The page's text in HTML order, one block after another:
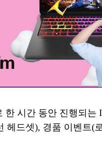
시간 동안 진행되는
드셋), 경품 이벤트(